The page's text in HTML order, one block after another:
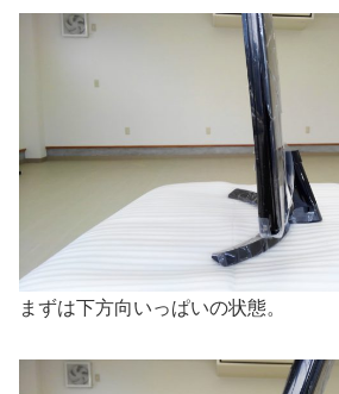
まずは下方向いっぱいの状態。